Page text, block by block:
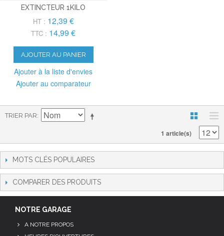
EXTINCTEUR 1KILO
HT : 12,39 €
TTC : 14,99 €
AJOUTER AU PANIER
Ajouter à la liste d'envies
Ajouter au comparateur
TRIER PAR
1 article(s)
MOTS CLÉS POPULAIRES
COMPARER DES PRODUITS
NOTRE GARAGE
A NOTRE PROPOS